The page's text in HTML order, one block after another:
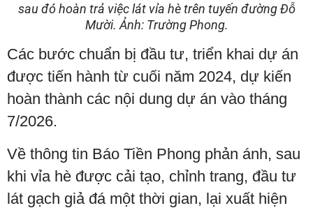
sau đó hoàn trả việc lát vỉa hè trên tuyến đường Đỗ
Mười. Ảnh: Trường Phong.
Các bước chuẩn bị đầu tư, triển khai dự án
được tiến hành từ cuối năm 2024, dự kiến
hoàn thành các nội dung dự án vào tháng
7/2026.
Về thông tin Báo Tiền Phong phản ánh, sau
khi vỉa hè được cải tạo, chỉnh trang, đầu tư
lát gạch giả đá một thời gian, lại xuất hiện